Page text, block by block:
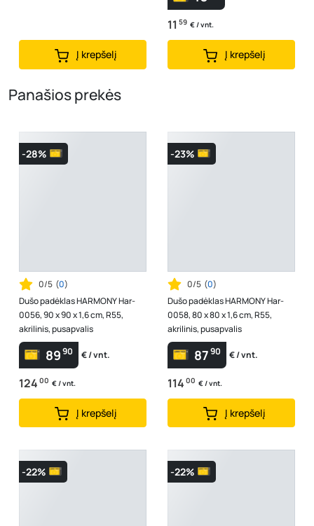
Į krepšelį
11 59 € / vnt.
Į krepšelį
Panašios prekės
-28%
0/5 (0)
Dušo padėklas HARMONY Har-
0056, 90 x 90 x 1,6 cm, R55,
akrilinis, pusapvalis
8990 € / vnt.
124 00 € / vnt.
Į krepšelį
-23%
0/5 (0)
Dušo padėklas HARMONY Har-
0058, 80 x 80 x 1,6 cm, R55,
akrilinis, pusapvalis
8790 € / vnt.
114 00 € / vnt.
Į krepšelį
-22% -22%